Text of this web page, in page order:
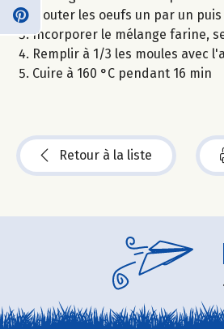
Ajouter les oeufs un par un
Incorporer le mélange farine,
Remplir à 1/3 les moules avec
Cuire à 160 °C pendant 16 min
Retour à la liste